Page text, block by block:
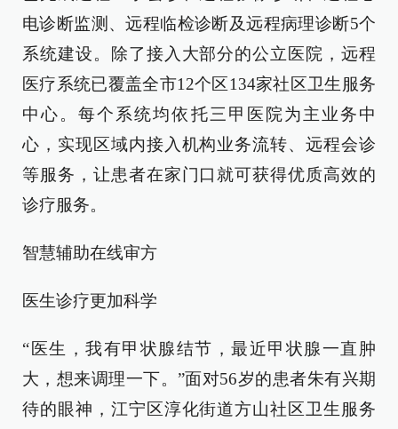
电诊断监测、远程临检诊断及远程病理诊断5个
系统建设。除了接入大部分的公立医院，远程
医疗系统已覆盖全市12个区134家社区卫生服务
中心。每个系统均依托三甲医院为主业务中
心，实现区域内接入机构业务流转、远程会诊
等服务，让患者在家门口就可获得优质高效的
诊疗服务。
智慧辅助在线审方
医生诊疗更加科学
“医生，我有甲状腺结节，最近甲状腺一直肿
大，想来调理一下。”面对56岁的患者朱有兴期
待的眼神，江宁区淳化街道方山社区卫生服务